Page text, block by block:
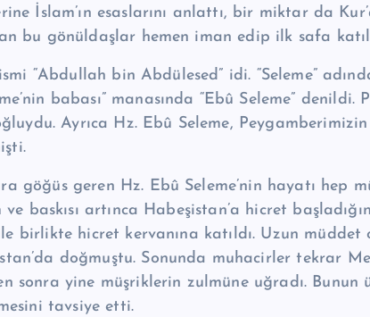
İslam’ın esaslarını anlattı, bir miktar da
bu gönüldaşlar hemen iman edip ilk safa
“Abdullah bin Abdülesed” idi. “Seleme”
babası” manasında “Ebû Seleme” denildi.
Ayrıca Hz. Ebû Seleme,
göğüs geren Hz. Ebû Seleme’nin hayatı hep
baskısı artınca Ha­beşistan’a hicret
birlikte hicret kervanına katıldı. Uzun müddet
doğmuştu. Sonunda muhacirler tekrar
sonra yine müşriklerin zulmüne uğ­radı. Bunun
tav­siye etti.